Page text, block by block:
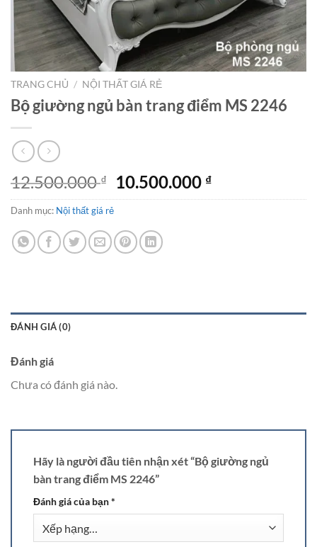
TRANG CHỦ / NỘI THẤT GIÁ RẺ
Bộ giường ngủ bàn trang điểm MS 2246
12.500.000₫
Giá
gốc
12.500.000 ₫.
10.500.000 ₫Giá
hiện
Danh mục: Nội thất giá rẻ
ĐÁNH GIÁ (0)
Đánh giá
Chưa có đánh giá nào.
Hãy là người đầu tiên nhận xét “Bộ giường ngủ
bàn trang điểm MS 2246”
Đánh giá của bạn*